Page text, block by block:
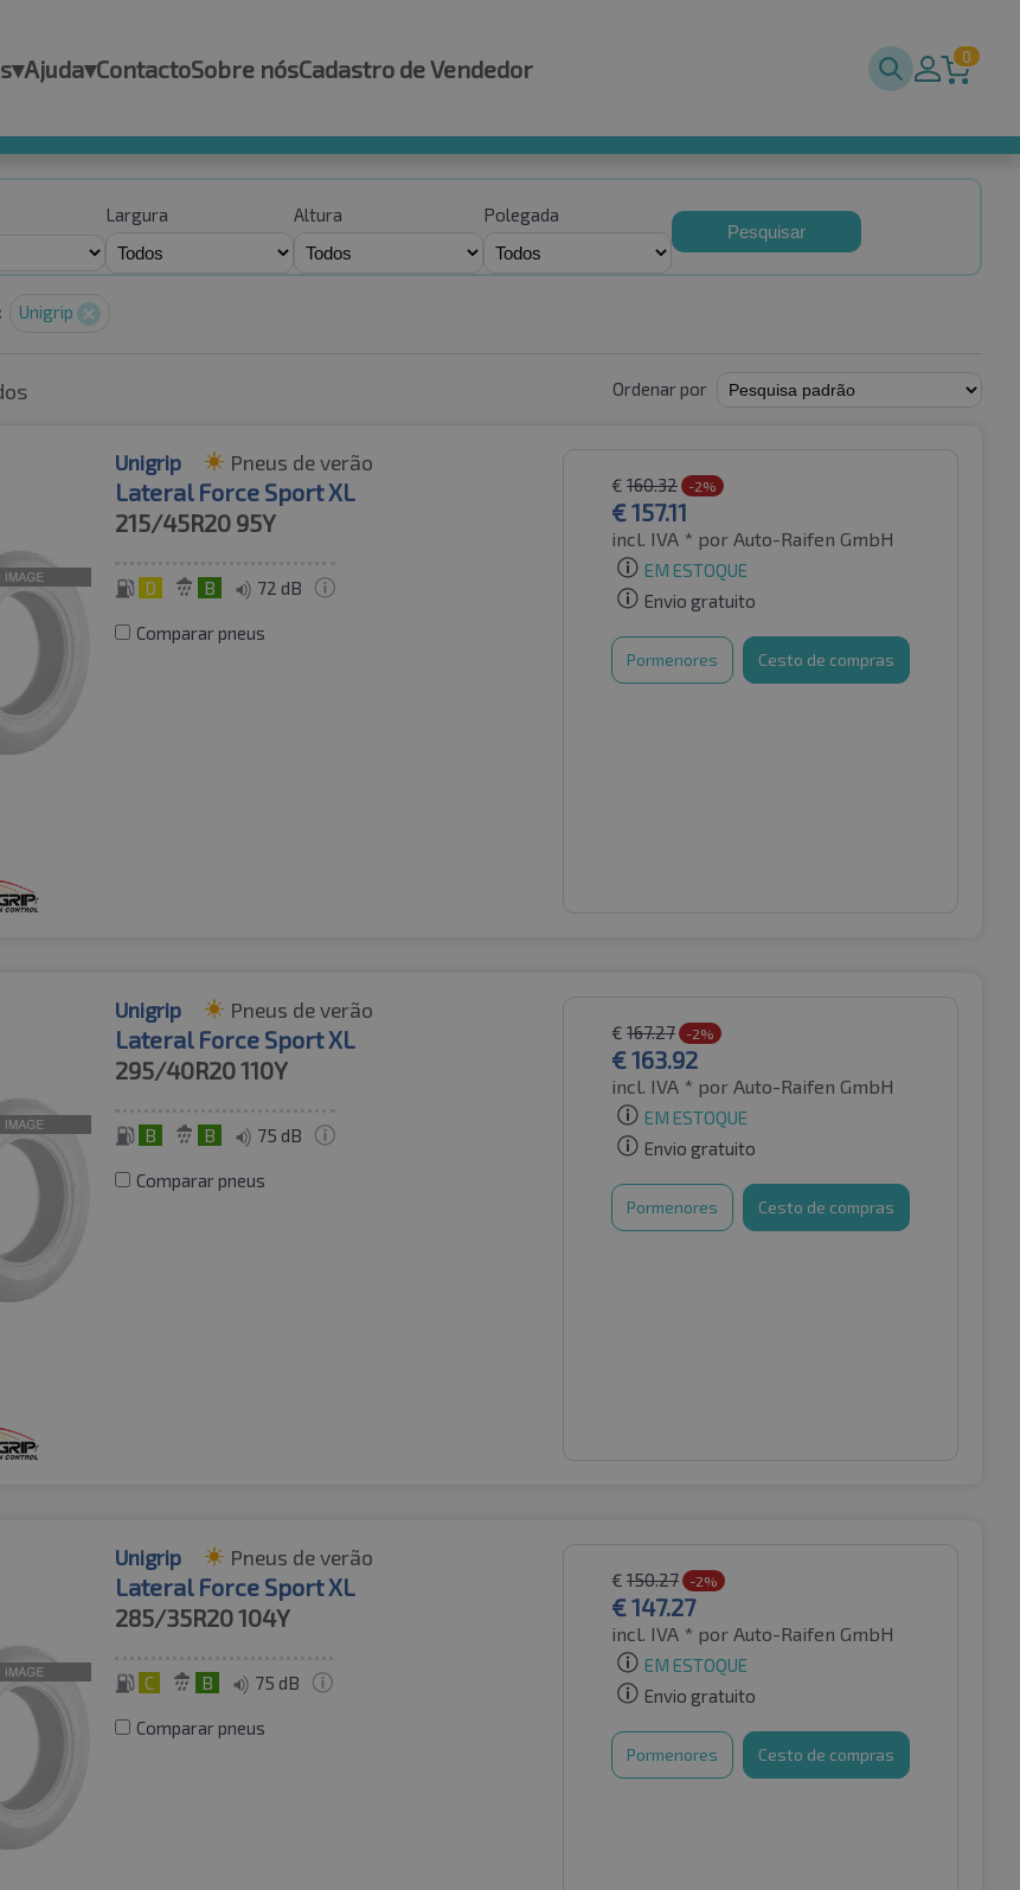
▾Ajuda▾ContactoSobre nósCadastro de Vendedor 0
Largura Altura Polegada
Pesquisar
Unigrip
Ordenar por
Unigrip Pneus de verão
Lateral Force Sport XL
215/45R20 95Y
D B 72 dB
Comparar pneus
€ 160.32 -2%
€157.11
incl. IVA * por Auto-Raifen GmbH
EM ESTOQUE
Envio gratuito
Pormenores Cesto de compras
Unigrip Pneus de verão
Lateral Force Sport XL
295/40R20110Y
B B 75 dB
Comparar pneus
€ 167.27 -2%
€163.92
incl. IVA * por Auto-Raifen GmbH
EM ESTOQUE
Envio gratuito
Pormenores Cesto de compras
Unigrip Pneus de verão
Lateral Force Sport XL
285/35R20104Y
C B 75 dB
Comparar pneus
€ 150.27 -2%
€147.27
incl. IVA * por Auto-Raifen GmbH
EM ESTOQUE
Envio gratuito
Pormenores Cesto de compras